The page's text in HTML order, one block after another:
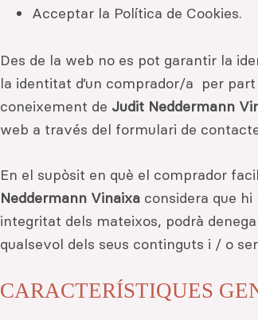
Acceptar la Política de Cookies.
Des de la web no es pot garantir la
la identitat d’un comprador/a per
coneixement de Judit Neddermann
web a través del formulari de
En el supòsit en què el comprador
Neddermann Vinaixa considera que
integritat dels mateixos, podrà
qualsevol dels seus continguts i / o
CARACTERÍSTIQUES